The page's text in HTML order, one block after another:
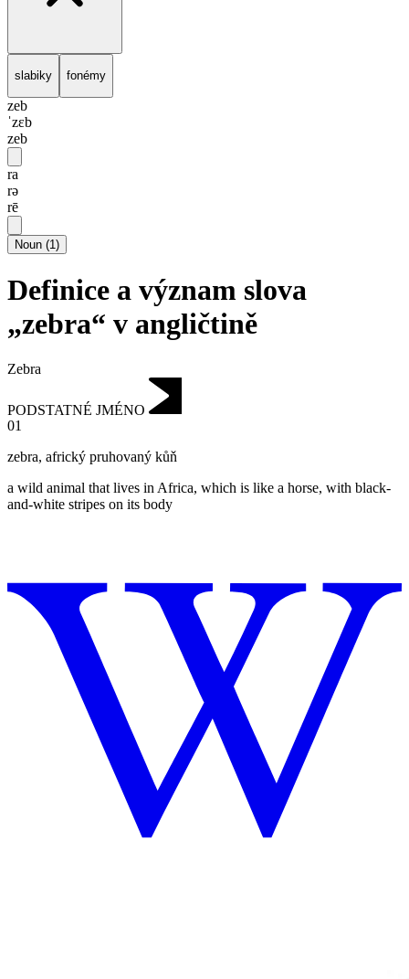
slabiky fonémy
zeb
ˈzɛb
zeb
ra
rə
rē
Noun (1)
Definice a význam slova
„zebra“ v angličtině
Zebra
PODSTATNÉ JMÉNO
01
zebra, africký pruhovaný kůň
a wild animal that lives in Africa, which is like a horse, with black-
and-white stripes on its body